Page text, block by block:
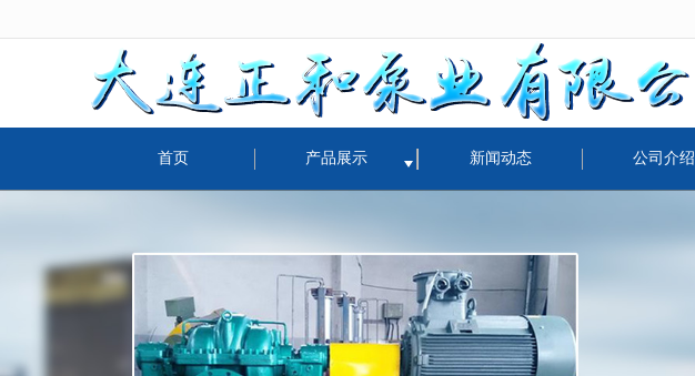
首页 产品展示 新闻动态 公司介绍